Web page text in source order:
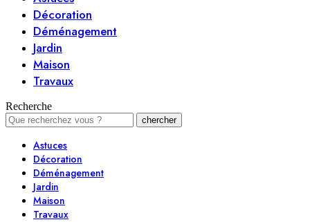
Décoration
Déménagement
Jardin
Maison
Travaux
Recherche
Astuces
Décoration
Déménagement
Jardin
Maison
Travaux